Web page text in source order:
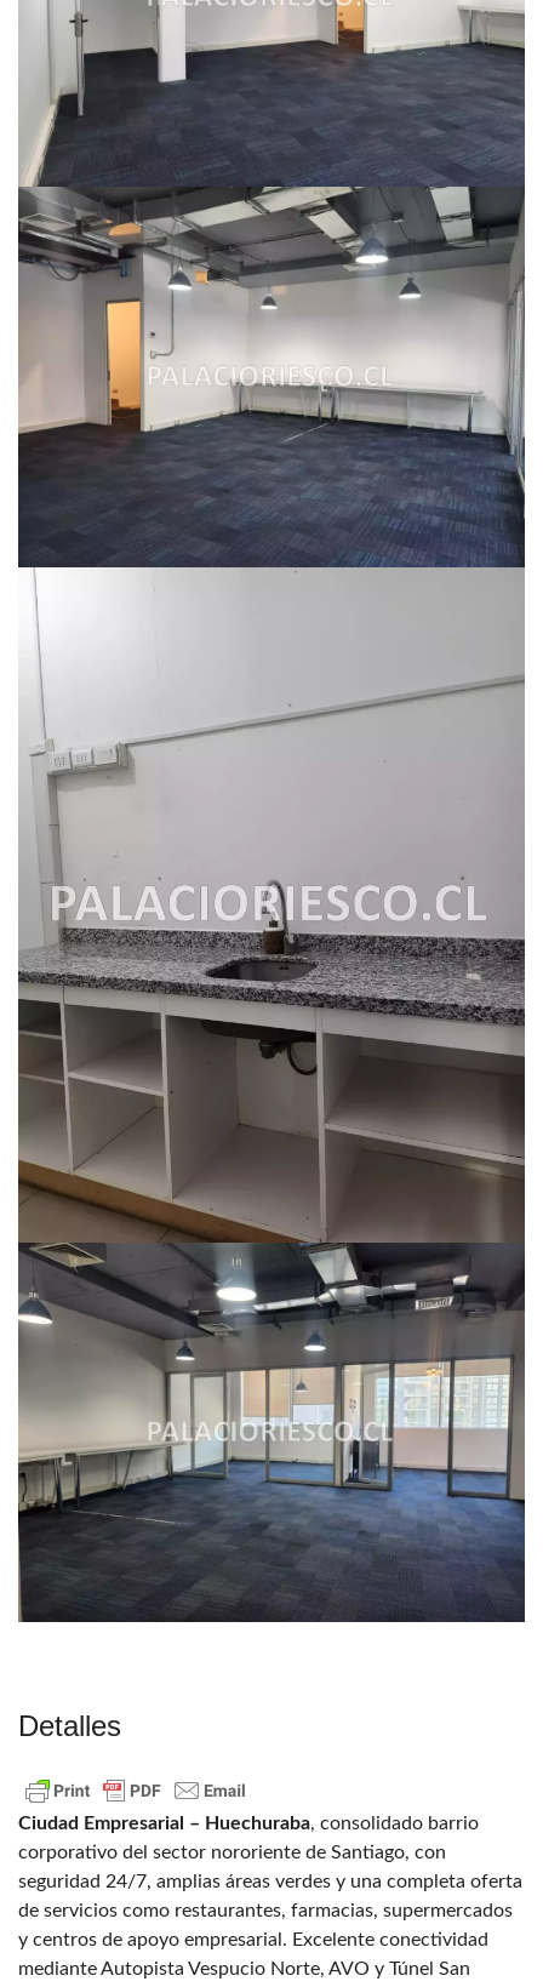
Detalles
Ciudad Empresarial – Huechuraba, consolidado barrio
corporativo del sector nororiente de Santiago, con
seguridad 24/7, amplias áreas verdes y una completa oferta
de servicios como restaurantes, farmacias, supermercados
y centros de apoyo empresarial. Excelente conectividad
mediante Autopista Vespucio Norte, AVO y Túnel San